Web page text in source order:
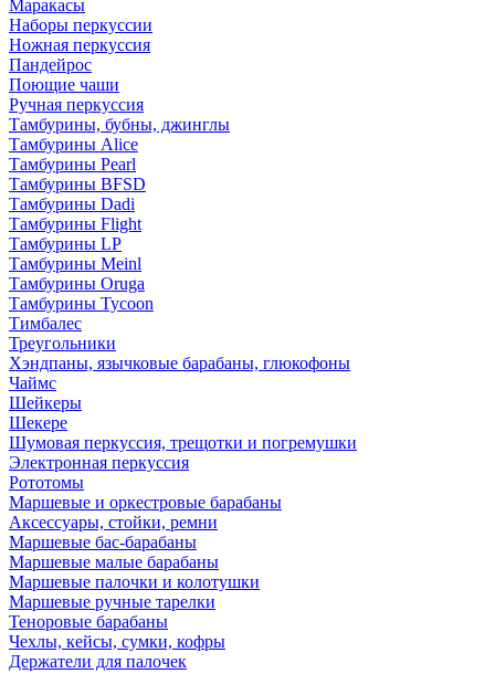
Маракасы
Наборы перкуссии
Ножная перкуссия
Пандейрос
Поющие чаши
Ручная перкуссия
Тамбурины, бубны, джинглы
Тамбурины Alice
Тамбурины Pearl
Тамбурины BFSD
Тамбурины Dadi
Тамбурины Flight
Тамбурины LP
Тамбурины Meinl
Тамбурины Oruga
Тамбурины Tycoon
Тимбалес
Треугольники
Хэндпаны, язычковые барабаны, глюкофоны
Чаймс
Шейкеры
Шекере
Шумовая перкуссия, трещотки и погремушки
Электронная перкуссия
Рототомы
Маршевые и оркестровые барабаны
Аксессуары, стойки, ремни
Маршевые бас-барабаны
Маршевые малые барабаны
Маршевые палочки и колотушки
Маршевые ручные тарелки
Теноровые барабаны
Чехлы, кейсы, сумки, кофры
Держатели для палочек